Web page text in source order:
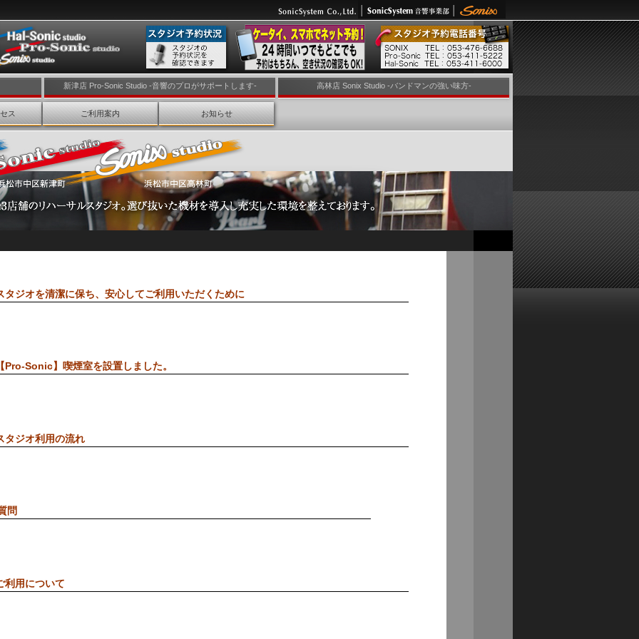
新津店 Pro-Sonic Studio -音響のプロがサポートします- 高林店 Sonix Studio -バンドマンの強い味方-
ス ご利用案内 お知らせ
タジオを清潔に保ち、安心してご利用いただくために
Pro-Sonic】喫煙室を設置しました。
タジオ利用の流れ
問
利用について